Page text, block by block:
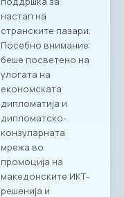
потпишување на
Меморандум за
соработка помеѓу
МАСИТ и SETPE.
Програмата
предвидува
стручни
презентации за
состојбите во ИКТ
секторите во
пленарен преглед
на процесите на